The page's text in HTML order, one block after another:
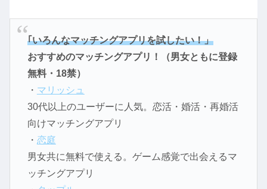
｢いろんなマッチングアプリを試したい！」
おすすめのマッチングアプリ！（男女ともに登録
無料・18禁）
・ マリッシュ
30代以上のユーザーに人気。恋活・婚活・再婚活
向けマッチングアプリ
・ 恋庭
男女共に無料で使える。ゲーム感覚で出会えるマ
ッチングアプリ